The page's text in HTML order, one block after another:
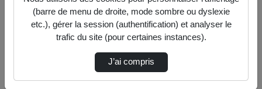
65 vidéos trouvées
(barre de menu de droite, mode sombre ou dyslexie
etc.), gérer la session (authentification) et analyser le
trafic du site (pour certaines instances).
J’ai compris